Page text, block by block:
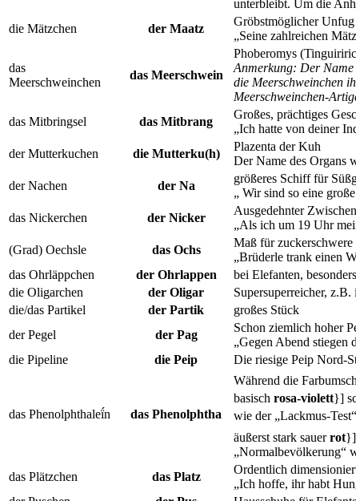
unterbleibt. Um die
die Mätzchen
der Maatz
Gröbstmöglicher
„Seine zahlreichen
das
Meerschweinchen
das Meerschwein
Phoberomys
Anmerkung: Der Name
die Meerschweinchen
Meerschweinchen-
das Mitbringsel
das Mitbrang
Großes, prächtiges
„Ich hatte von deiner
der Mutterkuchen
die Mutterku(h)
Plazenta der Kuh
Der Name des Organs
der Nachen
der Na
größeres Schiff für
„ Wir sind so eine
das Nickerchen
der Nicker
Ausgedehnter
„Als ich um 19 Uhr
(Grad) Oechsle
das Ochs
Maß für
„Brüderle trank einen
das Ohrläppchen
der Ohrlappen
bei Elefanten,
die Oligarchen
der Oligar
Supersuperreicher,
die/das Partikel
der Partik
großes Stück
der Pegel
der Pag
Schon ziemlich hoher
„Gegen Abend stiegen
die Pipeline
die Peip Die riesige Peip Nord-
das Phenolphthaleḯn das Phenolphtha
Während die
basisch rosa-violett}]
wie der „Lackmus-
äußerst stark sauerrot
„Normalbevölkerung“
das Plätzchen
das Platz
Ordentlich
„Ich hoffe, ihr habt